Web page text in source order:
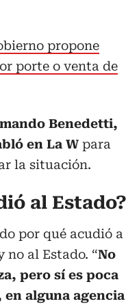
propone
porte o venta de
Benedetti,
en La W para
la situación.
al Estado?
por qué acudió a
al Estado. “No
pero sí es poca
alguna agencia